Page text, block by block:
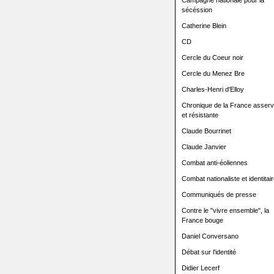
sécéssion
Catherine Blein
CD
Cercle du Coeur noir
Cercle du Menez Bre
Charles-Henri d'Elloy
Chronique de la France
et résistante
Claude Bourrinet
Claude Janvier
Combat anti-éoliennes
Combat nationaliste et
Communiqués de presse
Contre le "vivre ensemble", la
France bouge
Daniel Conversano
Débat sur l'identité
Didier Lecerf